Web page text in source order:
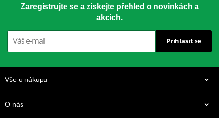
Zaregistrujte se a získejte přehled o novinkách a
akcích.
Přihlásit se
Vše o nákupu
O nás